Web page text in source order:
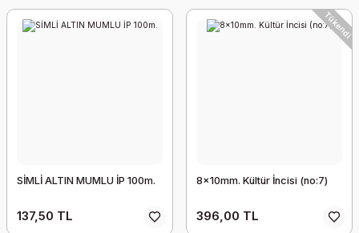
96,00 TL
SİMLİ ALTIN MUMLU İP 100m.
137,50 TL
Tükendi
8x10mm. Kültür İncisi (no:7)
396,00 TL